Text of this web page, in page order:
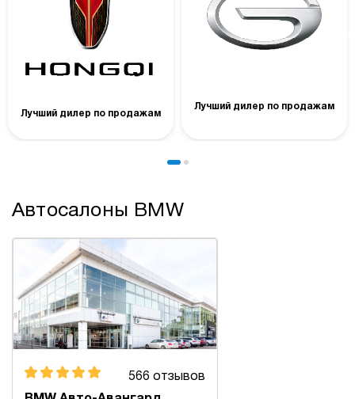
Лучший дилер по продажам
Лучший дилер по продажам
Автосалоны BMW
566 отзывов